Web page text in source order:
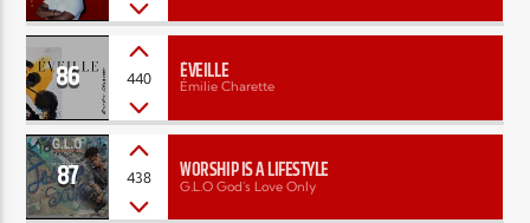
86 440 ÉVEILLE
Émilie Charette
87 438 WORSHIP IS A LIFESTYLE
G.L.O God's Love Only